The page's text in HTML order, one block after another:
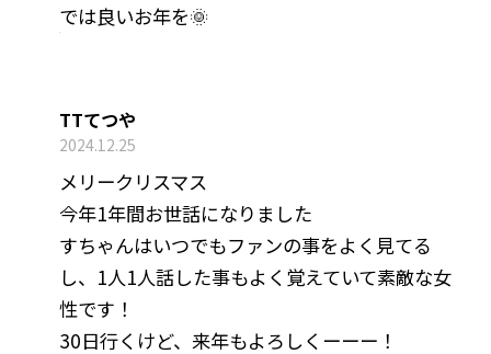
では良いお年を🌞
TTてつや
2024.12.25
メリークリスマス
今年1年間お世話になりました
すちゃんはいつでもファンの事をよく見てる
し、1人1人話した事もよく覚えていて素敵な女
性です！
30日行くけど、来年もよろしくーーー！